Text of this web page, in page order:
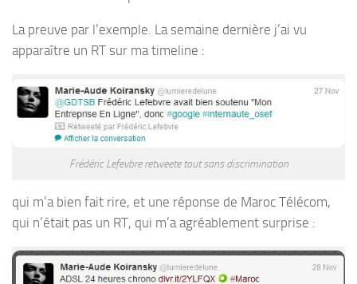
La preuve par l’exemple. La semaine dernière j’ai vu
apparaître un RT sur ma timeline :
Frédéric Lefevbre retweete tout sans discrimination
qui m’a bien fait rire, et une réponse de Maroc Télécom,
qui n’était pas un RT, qui m’a agréablement surprise :